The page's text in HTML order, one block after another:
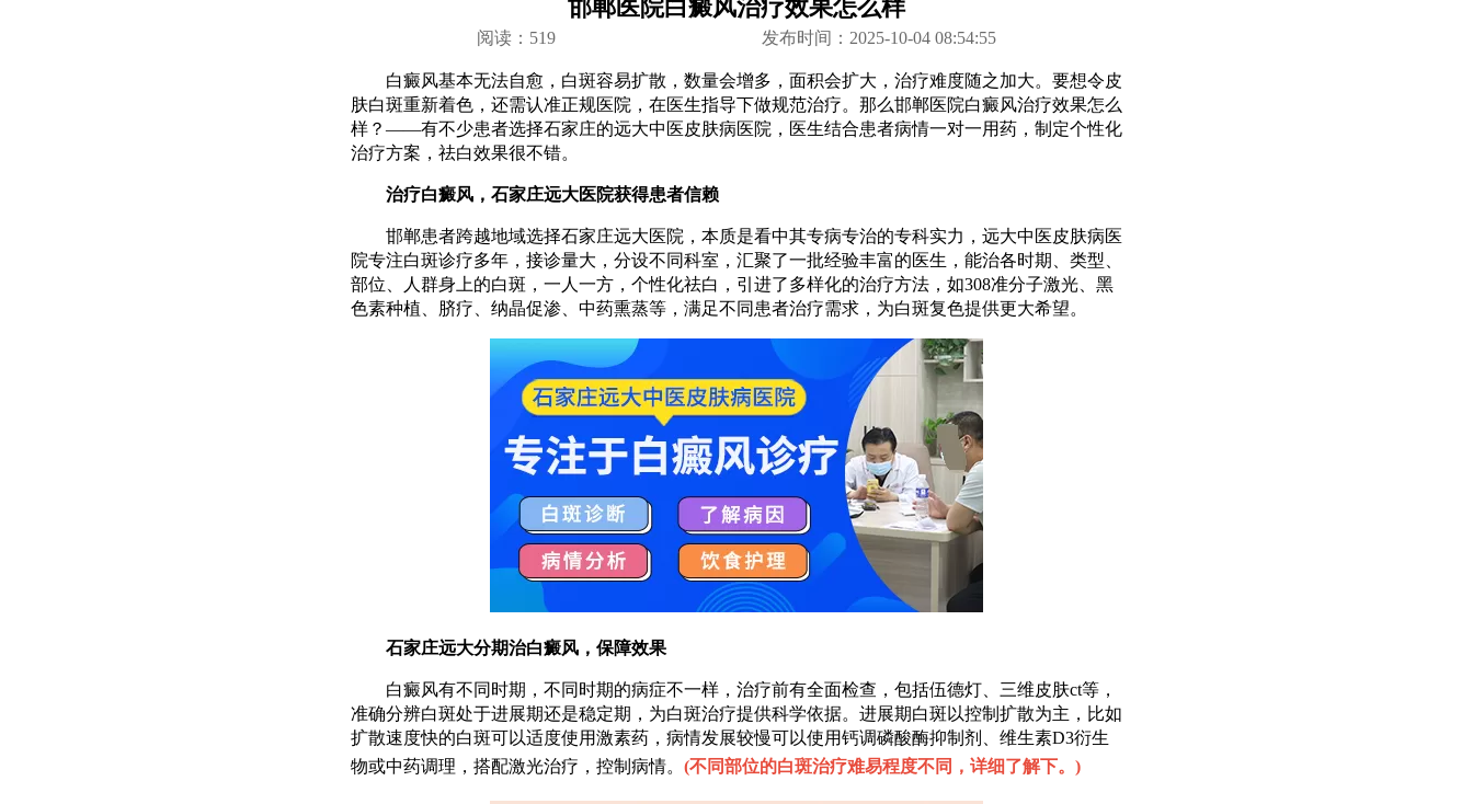
邯郸医院白癜风治疗效果怎么样
阅读： 519 发布时间：2025-10-04 08:54:55
白癜风基本无法自愈，白斑容易扩散，数量会增多，面积会扩大，治疗难度随之加大。要想令皮
肤白斑重新着色，还需认准正规医院，在医生指导下做规范治疗。那么邯郸医院白癜风治疗效果怎么
样？——有不少患者选择石家庄的远大中医皮肤病医院，医生结合患者病情一对一用药，制定个性化
治疗方案，祛白效果很不错。
治疗白癜风，石家庄远大医院获得患者信赖
邯郸患者跨越地域选择石家庄远大医院，本质是看中其专病专治的专科实力，远大中医皮肤病医
院专注白斑诊疗多年，接诊量大，分设不同科室，汇聚了一批经验丰富的医生，能治各时期、类型、
部位、人群身上的白斑，一人一方，个性化祛白，引进了多样化的治疗方法，如308准分子激光、黑
色素种植、脐疗、纳晶促渗、中药熏蒸等，满足不同患者治疗需求，为白斑复色提供更大希望。
石家庄远大分期治白癜风，保障效果
白癜风有不同时期，不同时期的病症不一样，治疗前有全面检查，包括伍德灯、三维皮肤ct等，
准确分辨白斑处于进展期还是稳定期，为白斑治疗提供科学依据。进展期白斑以控制扩散为主，比如
扩散速度快的白斑可以适度使用激素药，病情发展较慢可以使用钙调磷酸酶抑制剂、维生素D3衍生
物或中药调理，搭配激光治疗，控制病情。 (不同部位的白斑治疗难易程度不同，详细了解下。 )